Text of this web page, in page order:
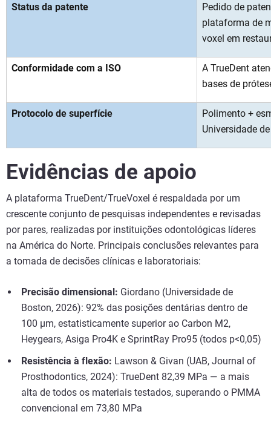
Status da patente
Pedido de
plataforma de
voxel em
Conformidade com a ISO
A TrueDent
bases de
Protocolo de superfície
Polimento +
Universidade
Evidências de apoio
A plataforma TrueDent/TrueVoxel é respaldada por um
crescente conjunto de pesquisas independentes e revisadas
por pares, realizadas por instituições odontológicas líderes
na América do Norte. Principais conclusões relevantes para
a tomada de decisões clínicas e laboratoriais:
Precisão dimensional: Giordano (Universidade de
Boston, 2026): 92% das posições dentárias dentro de
100 µm, estatisticamente superior ao Carbon M2,
Heygears, Asiga Pro4K e SprintRay Pro95 (todos p<0,05)
Resistência à flexão: Lawson & Givan (UAB, Journal of
Prosthodontics, 2024): TrueDent 82,39 MPa — a mais
alta de todos os materiais testados, superando o PMMA
convencional em 73,80 MPa